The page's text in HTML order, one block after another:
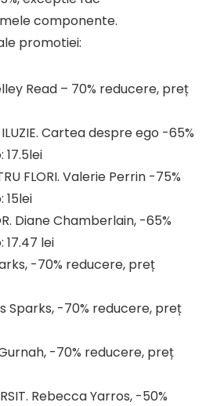
componente.
promotiei:
Read – 70% reducere, preț
ILUZIE. Cartea despre ego -65%
FLORI. Valerie Perrin -75%
Diane Chamberlain, -65%
lei
-70% reducere, preț
Sparks, -70% reducere, preț
-70% reducere, preț
Rebecca Yarros, -50%